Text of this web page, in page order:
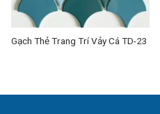
Gạch Thẻ Trang Trí Vảy Cá TD-23